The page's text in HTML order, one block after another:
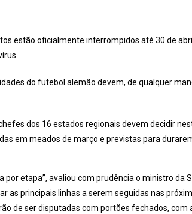
estão oficialmente interrompidos até 30 de
do futebol alemão devem, de qualquer
dos 16 estados regionais devem decidir
em meados de março e previstas para
por etapa”, avaliou com prudência o ministro da
as principais linhas a serem seguidas nas
de ser disputadas com portões fechados, com